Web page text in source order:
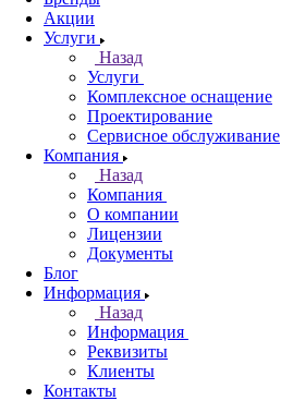
Акции
Услуги
Назад
Услуги
Комплексное оснащение
Проектирование
Сервисное обслуживание
Компания
Назад
Компания
О компании
Лицензии
Документы
Блог
Информация
Назад
Информация
Реквизиты
Клиенты
Контакты